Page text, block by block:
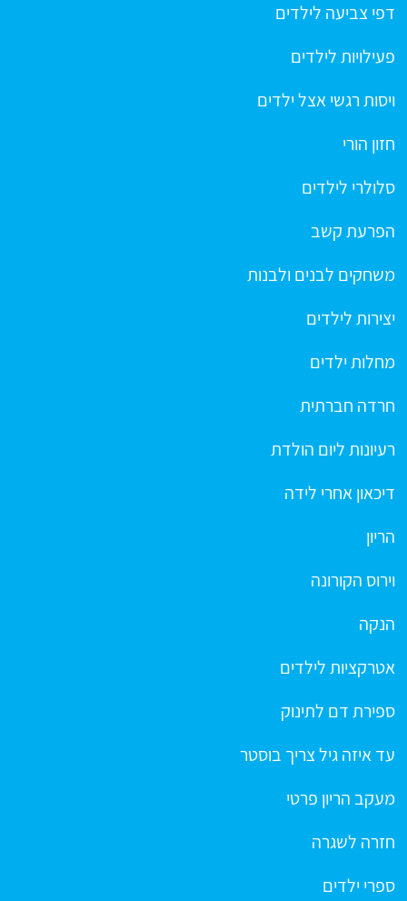
דפי צביעה לילדים
פעילויות לילדים
ויסות רגשי אצל ילדים
חזון הורי
סלולרי לילדים
הפרעת קשב
משחקים לבנים ולבנות
יצירות לילדים
מחלות ילדים
חרדה חברתית
רעיונות ליום הולדת
דיכאון אחרי לידה
הריון
וירוס הקורונה
הנקה
אטרקציות לילדים
ספירת דם לתינוק
עד איזה גיל צריך בוסטר
מעקב הריון פרטי
חזרה לשגרה
ספרי ילדים